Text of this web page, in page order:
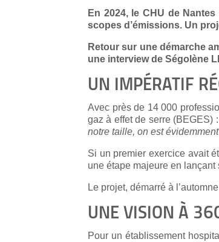
En 2024, le CHU de
scopes d’émissions. Un
Retour sur une démarche
une interview de Ségolène
UN IMPÉRATIF
Avec près de 14 000
gaz à effet de serre (BEGES)
notre taille, on est
Si un premier exercice avait
une étape majeure en lançant
Le projet, démarré à
UNE VISION À
Pour un établissement